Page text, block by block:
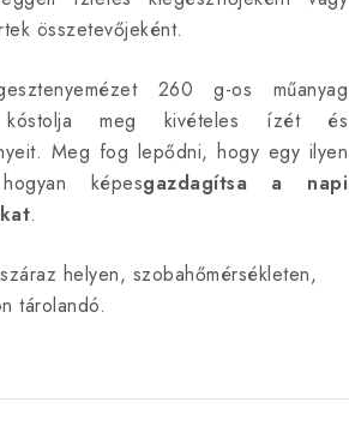
összetevőjeként.
260 g-os műanyag
kóstolja meg kivételes ízét és
Meg fog lepődni, hogy egy ilyen
képesgazdagítsa a napi
.
helyen, szobahőmérsékleten,
tárolandó.